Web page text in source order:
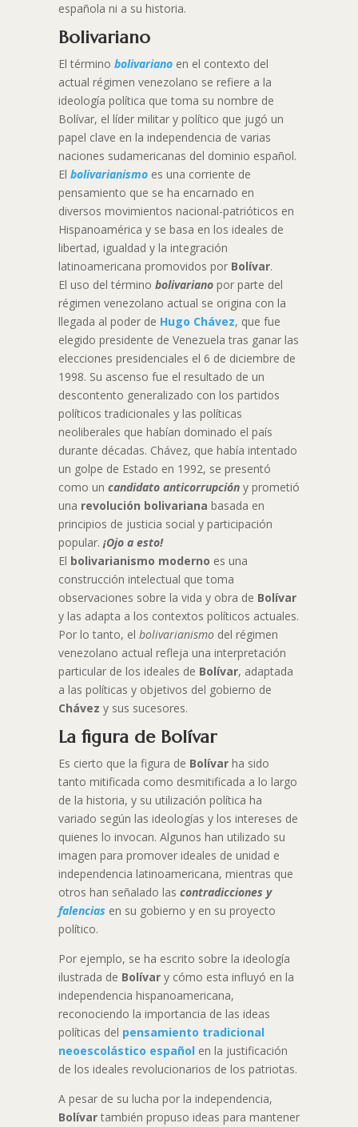
española ni a su historia.
Bolivariano
El término bolivariano en el contexto del
actual régimen venezolano se refiere a la
ideología política que toma su nombre de
Bolívar, el líder militar y político que jugó un
papel clave en la independencia de varias
naciones sudamericanas del dominio español.
El bolivarianismo es una corriente de
pensamiento que se ha encarnado en
diversos movimientos nacional-patrióticos en
Hispanoamérica y se basa en los ideales de
libertad, igualdad y la integración
latinoamericana promovidos por Bolívar.
El uso del término bolivariano por parte del
régimen venezolano actual se origina con la
llegada al poder de Hugo Chávez, que fue
elegido presidente de Venezuela tras ganar las
elecciones presidenciales el 6 de diciembre de
1998. Su ascenso fue el resultado de un
descontento generalizado con los partidos
políticos tradicionales y las políticas
neoliberales que habían dominado el país
durante décadas. Chávez, que había intentado
un golpe de Estado en 1992, se presentó
como un candidato anticorrupcióny prometió
una revolución bolivariana basada en
principios de justicia social y participación
popular. ¡Ojo a esto!
El bolivarianismo moderno es una
construcción intelectual que toma
observaciones sobre la vida y obra de Bolívar
y las adapta a los contextos políticos actuales.
Por lo tanto, el bolivarianismo del régimen
venezolano actual refleja una interpretación
particular de los ideales de Bolívar, adaptada
a las políticas y objetivos del gobierno de
Chávez y sus sucesores.
La figura de Bolívar
Es cierto que la figura de Bolívar ha sido
tanto mitificada como desmitificada a lo largo
de la historia, y su utilización política ha
variado según las ideologías y los intereses de
quienes lo invocan. Algunos han utilizado su
imagen para promover ideales de unidad e
independencia latinoamericana, mientras que
otros han señalado las contradicciones y
falencias en su gobierno y en su proyecto
político.
Por ejemplo, se ha escrito sobre la ideología
ilustrada de Bolívar y cómo esta influyó en la
independencia hispanoamericana,
reconociendo la importancia de las ideas
políticas del pensamiento tradicional
neoescolástico españolen la justificación
de los ideales revolucionarios de los patriotas.
A pesar de su lucha por la independencia,
Bolívar también propuso ideas para mantener